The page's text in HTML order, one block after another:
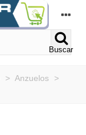
Buscar
> Anzuelos
>